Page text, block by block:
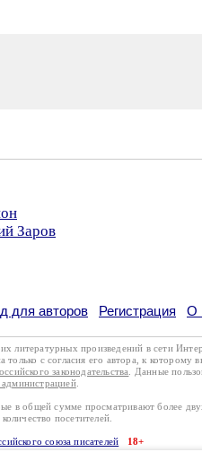
Заров
для авторов Регистрация О
литературных произведений в сети
только с согласия его автора, к
законодательства . Данные
администрацией.
в общей сумме просматривают более
посетителей.
союза писателей 18+